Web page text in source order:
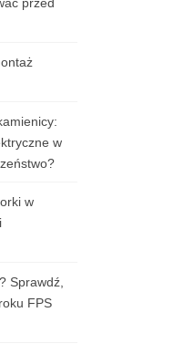
w
w
Sprawdź,
FPS